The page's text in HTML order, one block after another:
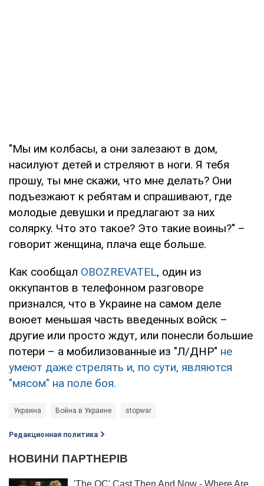
"Мы им колбасы, а они залезают в дом,
насилуют детей и стреляют в ноги. Я тебя
прошу, ты мне скажи, что мне делать? Они
подъезжают к ребятам и спрашивают, где
молодые девушки и предлагают за них
солярку. Что это такое? Это такие воины?" –
говорит женщина, плача еще больше.
Как сообщал OBOZREVATEL, один из
оккупантов в телефонном разговоре
признался, что в Украине на самом деле
воюет меньшая часть введенных войск –
другие или просто ждут, или понесли большие
потери – а мобилизованные из "Л/ДНР" не
умеют даже стрелять и, по сути, являются
"мясом" на поле боя.
Украина Война в Украине stopwar
Редакционная политика